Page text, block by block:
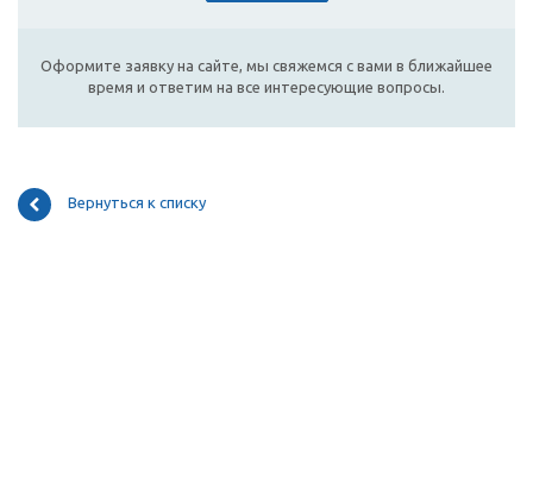
Оформите заявку на сайте, мы свяжемся с вами в ближайшее
время и ответим на все интересующие вопросы.
Вернуться к списку